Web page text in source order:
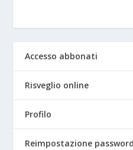
Accesso abbonati
Risveglio online
Profilo
Reimpostazione password